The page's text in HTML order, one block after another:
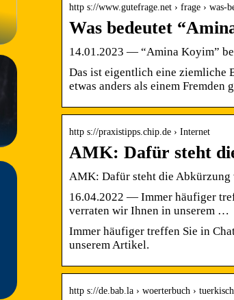
http s://www.gutefrage.net › frage › was-
Was bedeutet
14.01.2023 — “Amina Koyim”
Das ist eigentlich eine ziemliche
etwas anders als einem
http s://praxistipps.chip.de › Internet
AMK: Dafür steht
AMK: Dafür steht die
16.04.2022 — Immer häufiger
verraten wir Ihnen in unserem …
Immer häufiger treffen Sie in
unserem Artikel.
http s://de.bab.la › woerterbuch ›